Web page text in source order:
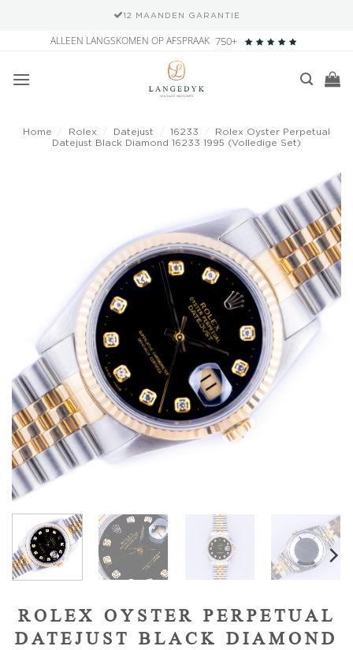
12 MAANDEN GARANTIE
inhoud
ALLEEN LANGSKOMEN OP AFSPRAAK 750+
Home Rolex Datejust 16233
Rolex Oyster Perpetual
Datejust Black Diamond 16233 1995 (Volledige Set)
Add to
wishlist
ROLEX OYSTER PERPETUAL
DATEJUST BLACK DIAMOND